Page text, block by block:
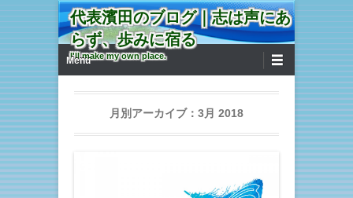
代表濱田のブログ｜志は声にあ
らず、歩みに宿る
I'll make my own place.
第1メニュー
コンテンツへ移動
Menu
月別アーカイブ： 3月 2018